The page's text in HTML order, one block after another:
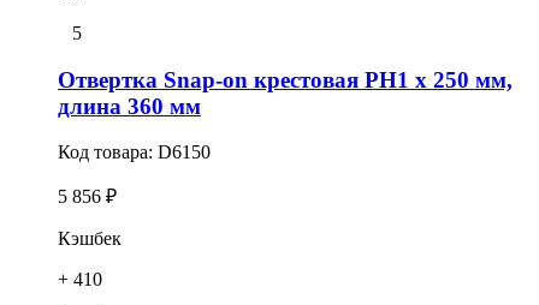
5
Отвертка Snap-on крестовая PH1 х 250 мм,
длина 360 мм
Код товара: D6150
5 856 ₽
Кэшбек
+ 410